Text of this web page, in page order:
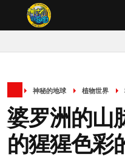
神秘的地球 植物世界
婆罗洲的山
的猩猩色彩